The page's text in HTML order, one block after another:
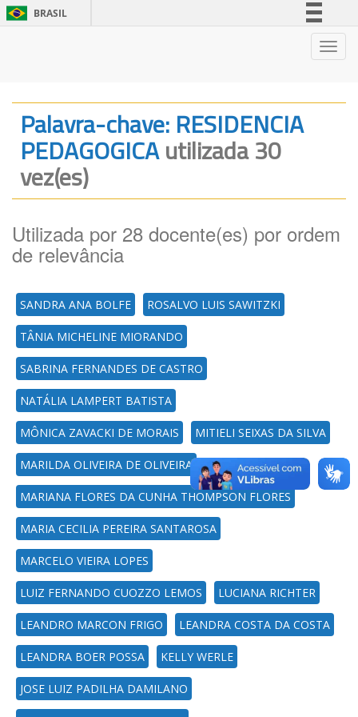
BRASIL
Legislação
Canais
Palavra-chave: RESIDENCIA
PEDAGOGICAutilizada 30
vez(es)
Utilizada por 28 docente(es) por ordem
de relevância
SANDRA ANA BOLFE ROSALVO LUIS SAWITZKI
TÂNIA MICHELINE MIORANDO
SABRINA FERNANDES DE CASTRO
NATÁLIA LAMPERT BATISTA
MÔNICA ZAVACKI DE MORAIS MITIELI SEIXAS DA SILVA
MARILDA OLIVEIRA DE OLIVEIRA
MARIANA FLORES DA CUNHA THOMPSON FLORES
MARIA CECILIA PEREIRA SANTAROSA
MARCELO VIEIRA LOPES
LUIZ FERNANDO CUOZZO LEMOS LUCIANA RICHTER
LEANDRO MARCON FRIGO LEANDRA COSTA DA COSTA
LEANDRA BOER POSSA KELLY WERLE
JOSE LUIZ PADILHA DAMILANO